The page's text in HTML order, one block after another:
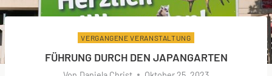
VERGANGENE VERANSTALTUNG
FÜHRUNG DURCH DEN JAPANGARTEN